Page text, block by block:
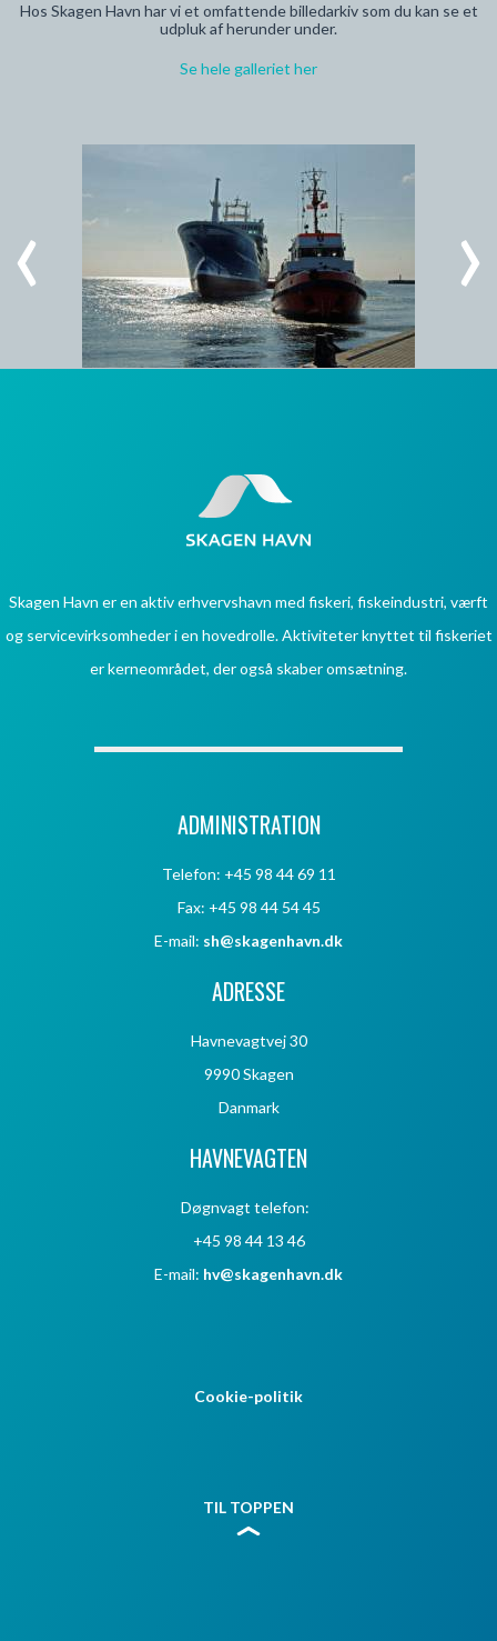
Hos Skagen Havn har vi et omfattende billedarkiv som du kan se et
udpluk af herunder under.
Se hele galleriet her
Skagen Havn er en aktiv erhvervshavn med fiskeri, fiskeindustri, værft
og servicevirksomheder i en hovedrolle. Aktiviteter knyttet til fiskeriet
er kerneområdet, der også skaber omsætning.
ADMINISTRATION
Telefon: +45 98 44 69 11
Fax: +45 98 44 54 45
E-mail: sh@skagenhavn.dk
ADRESSE
Havnevagtvej 30
9990 Skagen
Danmark
HAVNEVAGTEN
Døgnvagt telefon:
+45 98 44 13 46
E-mail: hv@skagenhavn.dk
Cookie-politik
TIL TOPPEN